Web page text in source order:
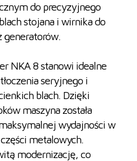
do precyzyjnego
stojana i wirnika do
generatorów.
NKA 8 stanowi idealne
seryjnego i
blach. Dzięki
maszyna została
wydajności w
metalowych.
modernizację, co